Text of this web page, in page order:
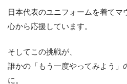
日本代表のユニフォームを着てマ
心から応援しています。
そしてこの挑戦が、
誰かの「もう一度やってみよう」
に。